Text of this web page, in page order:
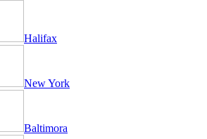
Halifax
New York
Baltimora